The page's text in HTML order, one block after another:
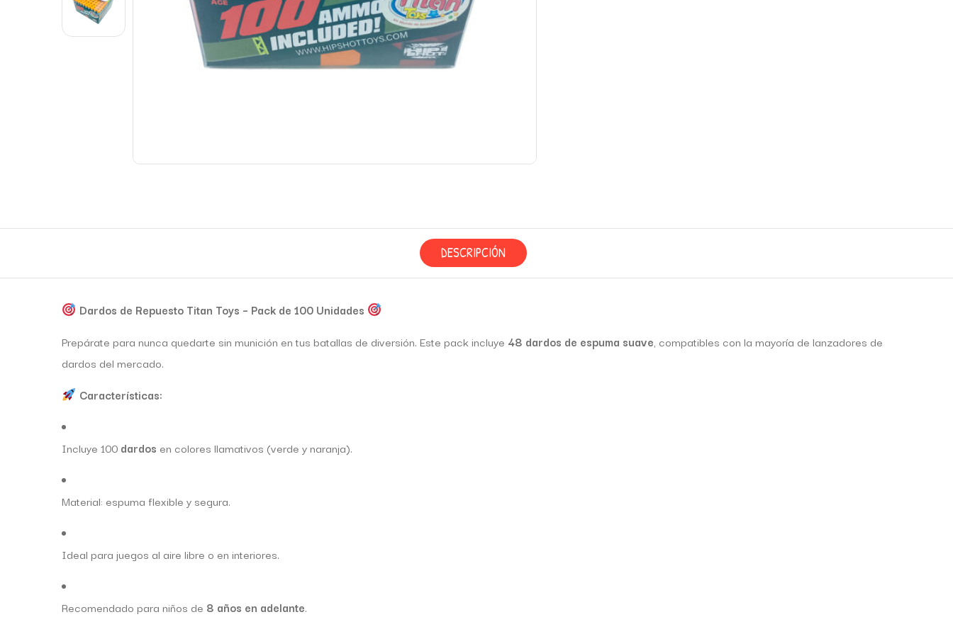
DESCRIPCIÓN
Dardos de Repuesto Titan Toys – Pack de 100 Unidades
Prepárate para nunca quedarte sin munición en tus batallas de diversión. Este pack incluye 48 dardos de espuma suave, compatibles con la mayoría de lanzadores de
dardos del mercado.
Características:
Incluye 100 dardos en colores llamativos (verde y naranja).
Material: espuma flexible y segura.
Ideal para juegos al aire libre o en interiores.
Recomendado para niños de 8 años en adelante.